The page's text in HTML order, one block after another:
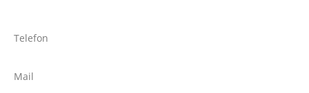
Telefon
Mail